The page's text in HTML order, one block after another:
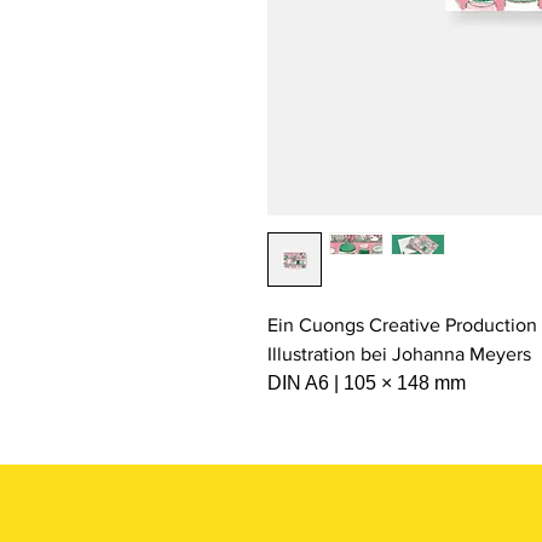
Ein Cuongs Creative Production
Illustration bei Johanna Meyers
DIN A6 | 105 × 148 mm